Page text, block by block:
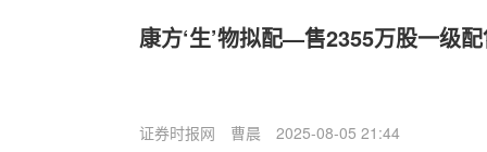
康方‘生’物拟配—售2355万股一级
证券时报网 曹晨 2025-08-05 21:44